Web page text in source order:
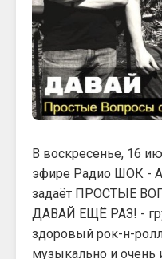
В воскресенье, 16
эфире Радио ШОК -
задаёт ПРОСТЫЕ
ДАВАЙ ЕЩЁ РАЗ! -
здоровый рок-н-
музыкально и очень